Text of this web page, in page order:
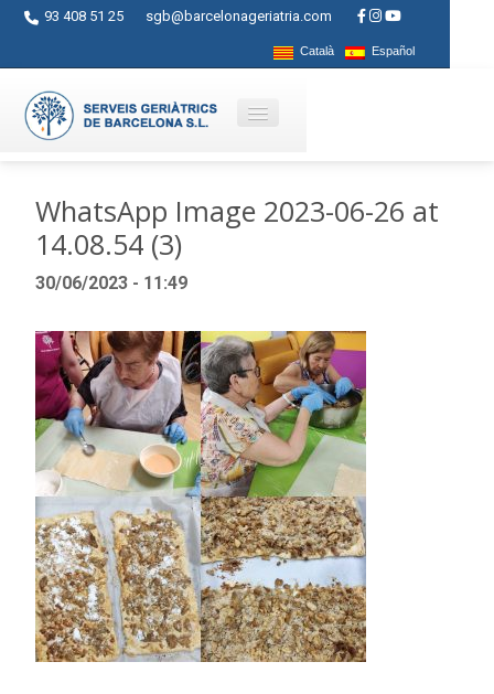
93 408 51 25 sgb@barcelonageriatria.com
Català Español
Serveis
Activitats
Centres
Ajuts
Contacte
Blog
WhatsApp Image 2023-06-26 at
14.08.54 (3)
30/06/2023 - 11:49